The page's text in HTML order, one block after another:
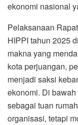
ekonomi nasional
Pelaksanaan
HIPPI tahun 2025
makna yang
kota perjuangan,
menjadi saksi
ekonomi. Di
sebagai tuan
organisasi, tetapi